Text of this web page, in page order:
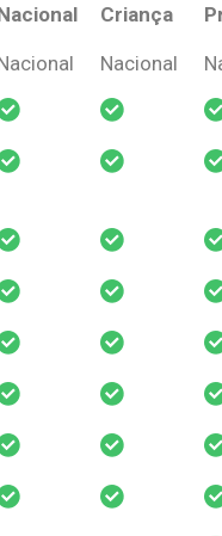
Criança
Criança
Nacional